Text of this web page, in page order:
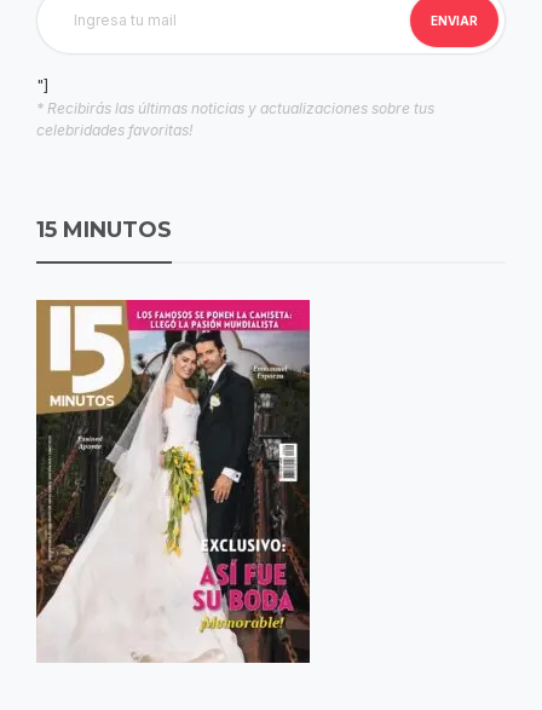
"]
* Recibirás las últimas noticias y actualizaciones sobre tus
celebridades favoritas!
15 MINUTOS